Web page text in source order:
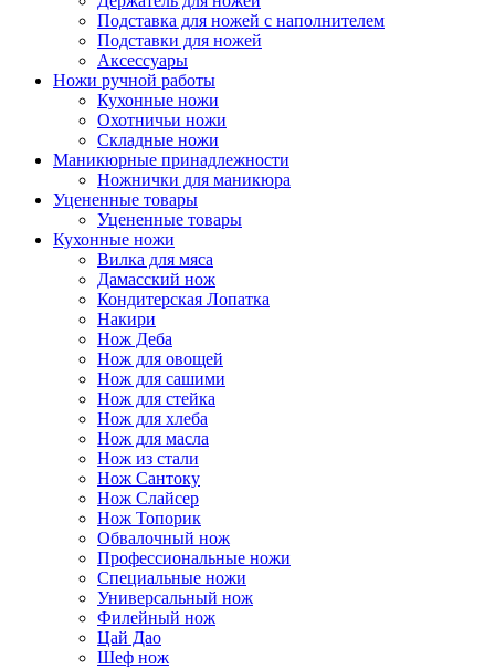
Подставка для ножей с наполнителем
Подставки для ножей
Аксессуары
Ножи ручной работы
Кухонные ножи
Охотничьи ножи
Складные ножи
Маникюрные принадлежности
Ножнички для маникюра
Уцененные товары
Уцененные товары
Кухонные ножи
Вилка для мяса
Дамасский нож
Кондитерская Лопатка
Накири
Нож Деба
Нож для овощей
Нож для сашими
Нож для стейка
Нож для хлеба
Нож для масла
Нож из стали
Нож Сантоку
Нож Слайсер
Нож Топорик
Обвалочный нож
Профессиональные ножи
Специальные ножи
Универсальный нож
Филейный нож
Цай Дао
Шеф нож